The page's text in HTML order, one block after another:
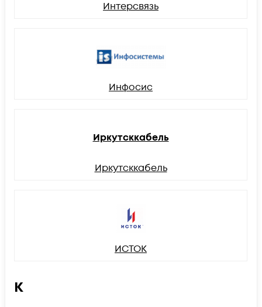
Интерсвязь
Инфосис
Иркутсккабель
Иркутсккабель
ИСТОК
К